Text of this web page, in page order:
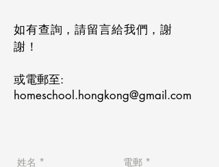
如有查詢，請留言給我們，謝
謝！
或電郵至:
homeschool.hongkong@gmail.com